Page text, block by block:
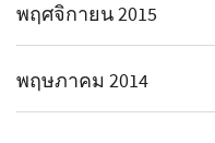
พฤศจิกายน 2015
พฤษภาคม 2014